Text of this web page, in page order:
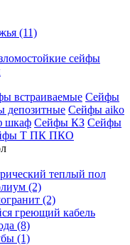
(11)
сейфы
встраиваемые Сейфы
депозитные Сейфы aiko
шкаф Сейфы КЗ Сейфы
Т ПК ПКО
теплый пол
(2)
(2)
греющий кабель
(8)
(1)